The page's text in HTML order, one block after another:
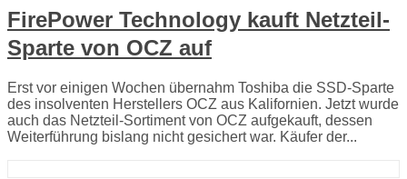
FirePower Technology kauft Netzteil-
Sparte von OCZ auf
Erst vor einigen Wochen übernahm Toshiba die SSD-Sparte
des insolventen Herstellers OCZ aus Kalifornien. Jetzt wurde
auch das Netzteil-Sortiment von OCZ aufgekauft, dessen
Weiterführung bislang nicht gesichert war. Käufer der...